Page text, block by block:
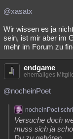
@xasatx
Wir wissen es ja
sein, ist mir aber im
mehr im Forum zu
endgame
ehemaliges
@nocheinPoet
nocheinPoet
Versuche doch
muss sich ja